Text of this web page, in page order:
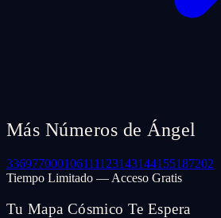
Más Números de Ángel
336977000106111123143144155187202
Tiempo Limitado — Acceso Gratis
Tu Mapa Cósmico Te Espera